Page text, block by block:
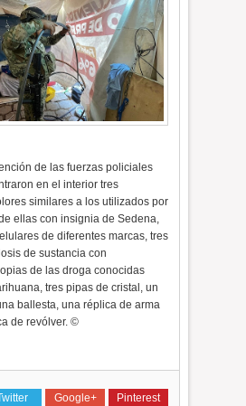
de las fuerzas policiales
en el interior tres
similares a los utilizados por
ellas con insignia de Sedena,
de diferentes marcas, tres
de sustancia con
de las droga conocidas
tres pipas de cristal, un
ballesta, una réplica de arma
de revólver. ©
Google+
Pinterest